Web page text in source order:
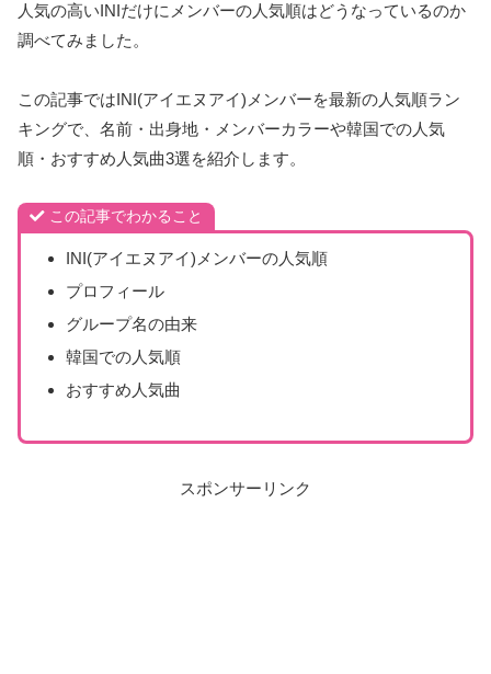
人気の高いINIだけにメンバーの人気順はどうなっているのか
調べてみました。
この記事ではINI(アイエヌアイ)メンバーを最新の人気順ラン
キングで、名前・出身地・メンバーカラーや韓国での人気
順・おすすめ人気曲3選を紹介します。
この記事でわかること
INI(アイエヌアイ)メンバーの人気順
プロフィール
グループ名の由来
韓国での人気順
おすすめ人気曲
スポンサーリンク